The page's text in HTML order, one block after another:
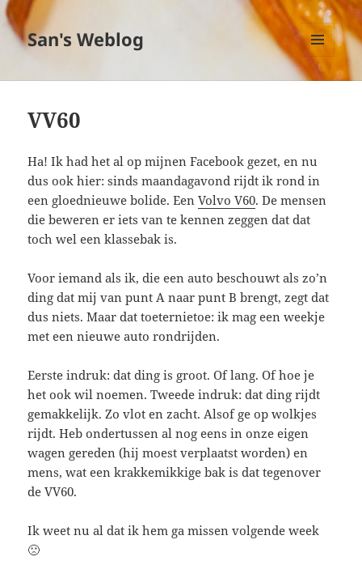
San's Weblog
MENU
EN
VV60
Ha! Ik had het al op mijnen Facebook gezet, en nu
dus ook hier: sinds maandagavond rijdt ik rond in
een gloednieuwe bolide. EenVolvo V60. De mensen
die beweren er iets van te kennen zeggen dat dat
toch wel een klassebak is.
Voor iemand als ik, die een auto beschouwt als zo’n
ding dat mij van punt A naar punt B brengt, zegt dat
dus niets. Maar dat toeternietoe: ik mag een weekje
met een nieuwe auto rondrijden.
Eerste indruk: dat ding is groot. Of lang. Of hoe je
het ook wil noemen. Tweede indruk: dat ding rijdt
gemakkelijk. Zo vlot en zacht. Alsof ge op wolkjes
rijdt. Heb ondertussen al nog eens in onze eigen
wagen gereden (hij moest verplaatst worden) en
mens, wat een krakkemikkige bak is dat tegenover
de VV60.
Ik weet nu al dat ik hem ga missen volgende week
🙁